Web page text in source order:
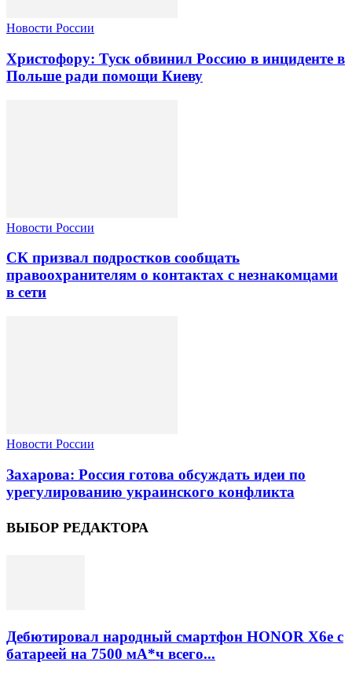
Новости России
Христофору: Туск обвинил Россию в инциденте в
Польше ради помощи Киеву
Новости России
СК призвал подростков сообщать
правоохранителям о контактах с незнакомцами
в сети
Новости России
Захарова: Россия готова обсуждать идеи по
урегулированию украинского конфликта
ВЫБОР РЕДАКТОРА
Дебютировал народный смартфон HONOR X6e с
батареей на 7500 мА*ч всего...